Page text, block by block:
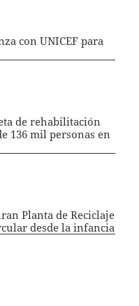
con UNICEF para
de rehabilitación
136 mil personas en
Planta de Reciclaje
desde la infancia